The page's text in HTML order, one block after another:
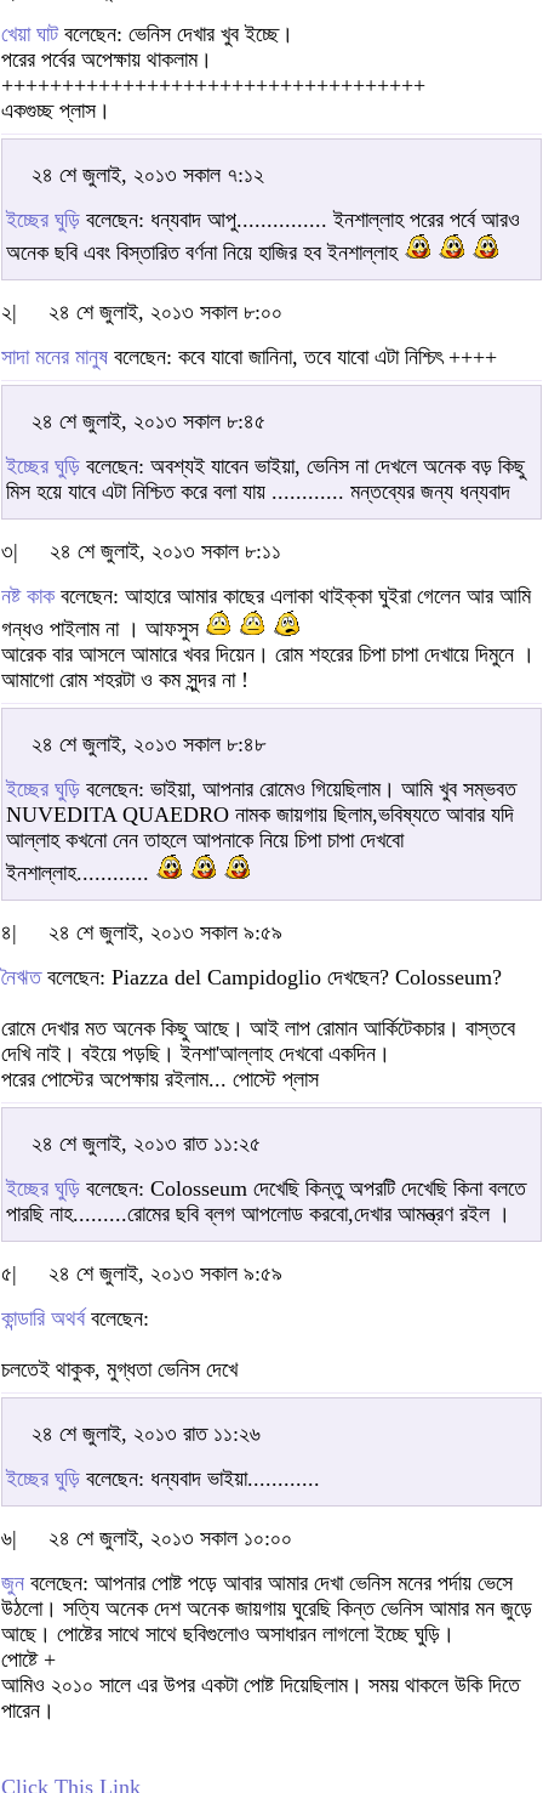
খেয়া ঘাটবলেছেন: ভেনিস দেখার খুব ইচ্ছে।
পরের পর্বের অপেক্ষায় থাকলাম।
+++++++++++++++++++++++++++++++++++
একগুচ্ছ প্লাস।
২৪ শে জুলাই, ২০১৩ সকাল ৭:১২
ইচ্ছের ঘুড়ি বলেছেন: ধন্যবাদ আপু............... ইনশাল্লাহ পরের পর্বে আরও
অনেক ছবি এবং বিস্তারিত বর্ণনা নিয়ে হাজির হব ইনশাল্লাহ
২|
২৪ শে জুলাই, ২০১৩ সকাল ৮:০০
সাদা মনের মানুষ বলেছেন: কবে যাবো জানিনা, তবে যাবো এটা নিশ্চিৎ ++++
২৪ শে জুলাই, ২০১৩ সকাল ৮:৪৫
ইচ্ছের ঘুড়ি বলেছেন: অবশ্যই যাবেন ভাইয়া, ভেনিস না দেখলে অনেক বড় কিছু
মিস হয়ে যাবে এটা নিশ্চিত করে বলা যায় ............ মন্তব্যের জন্য ধন্যবাদ
৩|
২৪ শে জুলাই, ২০১৩ সকাল ৮:১১
নষ্ট কাকবলেছেন: আহারে আমার কাছের এলাকা থাইক্কা ঘুইরা গেলেন আর আমি
গন্ধও পাইলাম না । আফসুস
আরেক বার আসলে আমারে খবর দিয়েন। রোম শহরের চিপা চাপা দেখায়ে দিমুনে ।
আমাগো রোম শহরটা ও কম সুন্দর না !
২৪ শে জুলাই, ২০১৩ সকাল ৮:৪৮
ইচ্ছের ঘুড়ি বলেছেন: ভাইয়া, আপনার রোমেও গিয়েছিলাম। আমি খুব সম্ভবত
NUVEDITA QUAEDRO নামক জায়গায় ছিলাম,ভবিষ্যতে আবার যদি
আল্লাহ কখনো নেন তাহলে আপনাকে নিয়ে চিপা চাপা দেখবো
ইনশাল্লাহ............
৪|
২৪ শে জুলাই, ২০১৩ সকাল ৯:৫৯
নৈঋতবলেছেন: Piazza del Campidoglio দেখছেন? Colosseum?
রোমে দেখার মত অনেক কিছু আছে। আই লাপ রোমান আর্কিটেকচার। বাস্তবে
দেখি নাই। বইয়ে পড়ছি। ইনশা'আল্লাহ দেখবো একদিন।
পরের পোস্টের অপেক্ষায় রইলাম... পোস্টে প্লাস
২৪ শে জুলাই, ২০১৩ রাত ১১:২৫
ইচ্ছের ঘুড়ি বলেছেন: Colosseum দেখেছি কিন্তু অপরটি দেখেছি কিনা বলতে
পারছি নাহ.........রোমের ছবি ব্লগ আপলোড করবো,দেখার আমন্ত্রণ রইল ।
৫|
২৪ শে জুলাই, ২০১৩ সকাল ৯:৫৯
কান্ডারি অথর্ব বলেছেন:
চলতেই থাকুক, মুগ্ধতা ভেনিস দেখে
২৪ শে জুলাই, ২০১৩ রাত ১১:২৬
ইচ্ছের ঘুড়ি বলেছেন: ধন্যবাদ ভাইয়া............
৬|
২৪ শে জুলাই, ২০১৩ সকাল ১০:০০
জুন বলেছেন: আপনার পোষ্ট পড়ে আবার আমার দেখা ভেনিস মনের পর্দায় ভেসে
উঠলো। সত্যি অনেক দেশ অনেক জায়গায় ঘুরেছি কিন্ত ভেনিস আমার মন জুড়ে
আছে। পোষ্টের সাথে সাথে ছবিগুলোও অসাধারন লাগলো ইচ্ছে ঘুড়ি।
পোষ্টে +
আমিও ২০১০ সালে এর উপর একটা পোষ্ট দিয়েছিলাম। সময় থাকলে উকি দিতে
পারেন।
Click This Link